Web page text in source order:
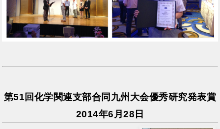
第51回化学関連支部合同九州大会優秀研究発表賞
2014年6月28日